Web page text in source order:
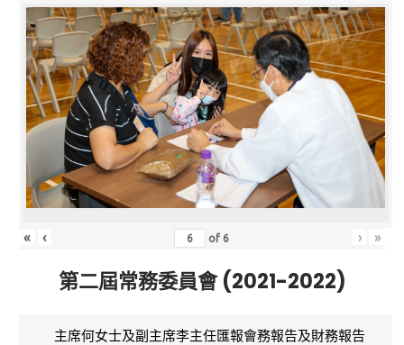
« ‹ of 6 › »
第二屆常務委員會 (2021-2022)
主席何女士及副主席李主任匯報會務報告及財務報告